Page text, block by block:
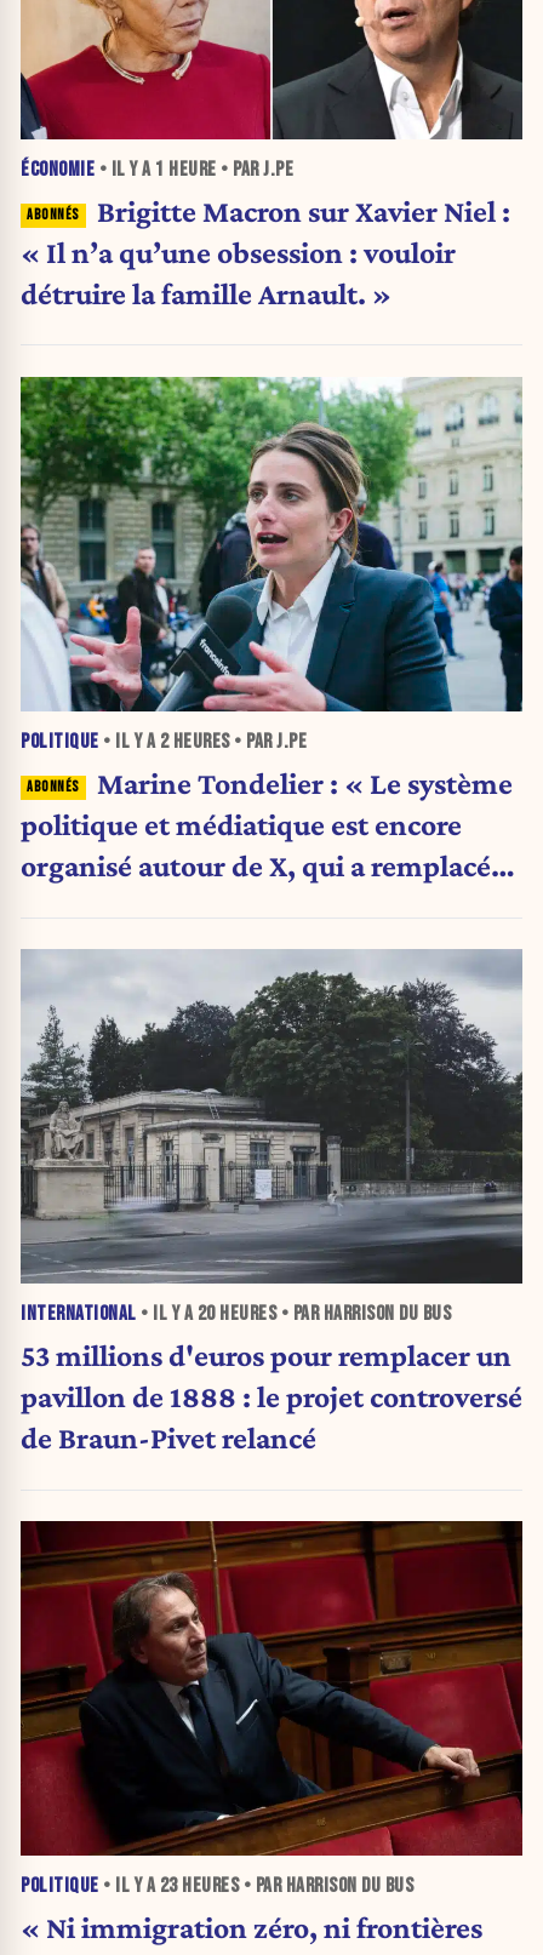
ÉCONOMIE • IL Y A 1 HEURE • PAR J.PE
Brigitte Macron sur Xavier Niel :
« Il n’a qu’une obsession : vouloir
détruire la famille Arnault. »
POLITIQUE • IL Y A 2 HEURES• PAR J.PE
Marine Tondelier : « Le système
politique et médiatique est encore
organisé autour de X, qui a remplacé
INTERNATIONAL • IL Y A 20 HEURES• PAR HARRISON DU BUS
53 millions d'euros pour remplacer un
pavillon de 1888 : le projet controversé
de Braun-Pivet relancé
POLITIQUE • IL Y A 23 HEURES• PAR HARRISON DU BUS
« Ni immigration zéro, ni frontières